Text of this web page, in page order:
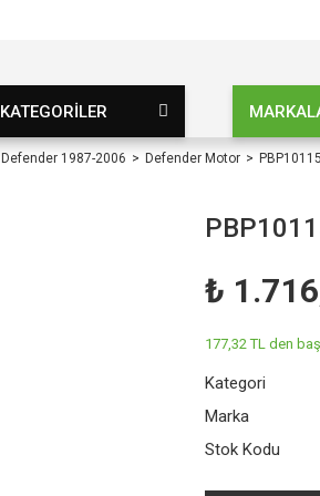
KATEGORİLER
Defender 1987-2006 Defender Motor
₺
177,32 TL den
Kategori
Marka
Stok Kodu